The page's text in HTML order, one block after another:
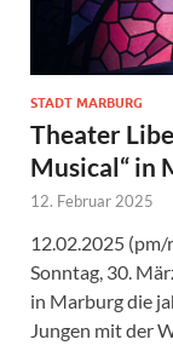
STADT MARBURG
Theater
Musical“ in
12. Februar 2025
12.02.2025
Sonntag, 30.
in Marburg die
Jungen mit der